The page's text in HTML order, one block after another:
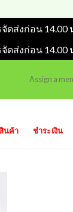
ส่งก่อน 14.00
ส่งก่อน 14.00
Assign a
นค้า ชำระเงิน